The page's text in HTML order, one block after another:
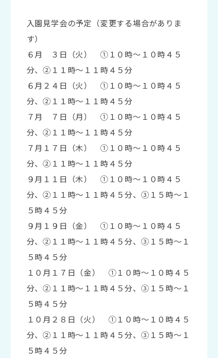
入園見学会の予定（変更する場合がありま
す）
６月 ３日（火） ①１０時～１０時４５
分、②１１時～１１時４５分
６月２４日（火） ①１０時～１０時４５
分、②１１時～１１時４５分
７月 ７日（月） ①１０時～１０時４５
分、②１１時～１１時４５分
７月１７日（木） ①１０時～１０時４５
分、②１１時～１１時４５分
９月１１日（木） ①１０時～１０時４５
分、②１１時～１１時４５分、③１５時～１
５時４５分
９月１９日（金） ①１０時～１０時４５
分、②１１時～１１時４５分、③１５時～１
５時４５分
１０月１７日（金） ①１０時～１０時４５
分、②１１時～１１時４５分、③１５時～１
５時４５分
１０月２８日（火） ①１０時～１０時４５
分、②１１時～１１時４５分、③１５時～１
５時４５分